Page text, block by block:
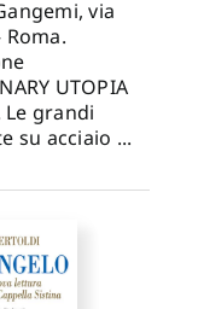
via
Roma.
UTOPIA
Le grandi
su acciaio ...